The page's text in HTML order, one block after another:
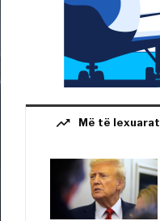
trending_up Më të lexuarat